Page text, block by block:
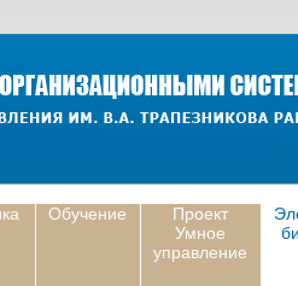
Обучение
Проект
Умное
управление